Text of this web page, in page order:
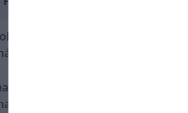
Osemnástka zdolala
potrebuje pomoc favorita
Marián Hossa sa po
ľad